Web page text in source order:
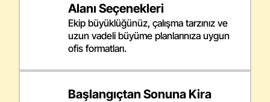
Alanı Seçenekleri
Ekip büyüklüğünüz, çalışma tarzınız ve
uzun vadeli büyüme planlarınıza uygun
ofis formatları.
Başlangıçtan Sonuna Kira